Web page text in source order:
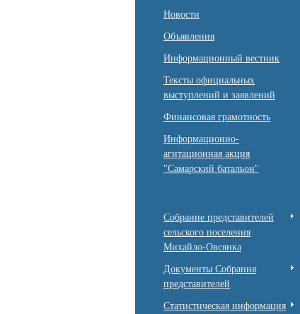
Новости
Объявления
Информационный вестник
Тексты официальных
выступлений и заявлений
Финансовая грамотность
Информационно-
агитационная акция
"Самарский батальон"
Собрание представителей
сельского поселения
Михайло-Овсянка
Документы Собрания
представителей
Статистическая информация